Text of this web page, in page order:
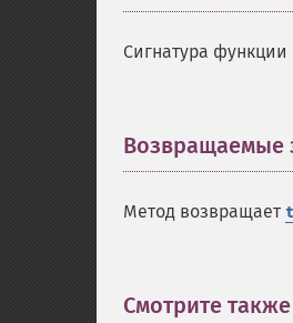
Сигнатура
Возвращаемые
Метод возвращает
Смотрите также